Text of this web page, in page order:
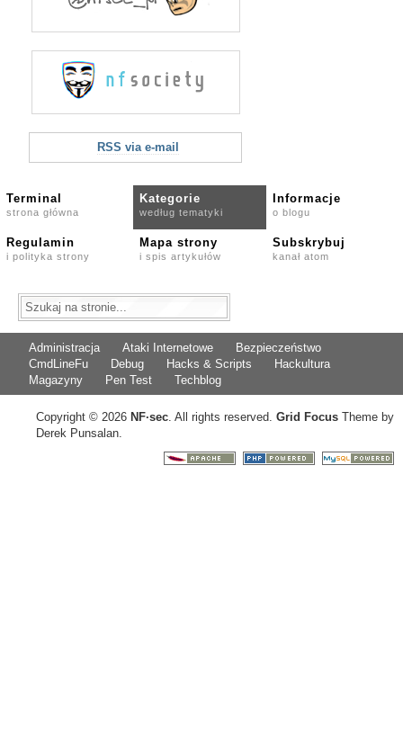
RSS via e-mail
Terminal
strona główna
Kategorie
według tematyki
Informacje
o blogu
Regulamin
i polityka strony
Mapa strony
i spis artykułów
Subskrybuj
kanał atom
Administracja Ataki Internetowe
Bezpieczeństwo
CmdLineFu
Debug Hacks & Scripts
Hackultura
Magazyny
Pen Test Techblog
Copyright © 2026 NF·sec. All rights reserved. Grid Focus Theme by
Derek Punsalan.